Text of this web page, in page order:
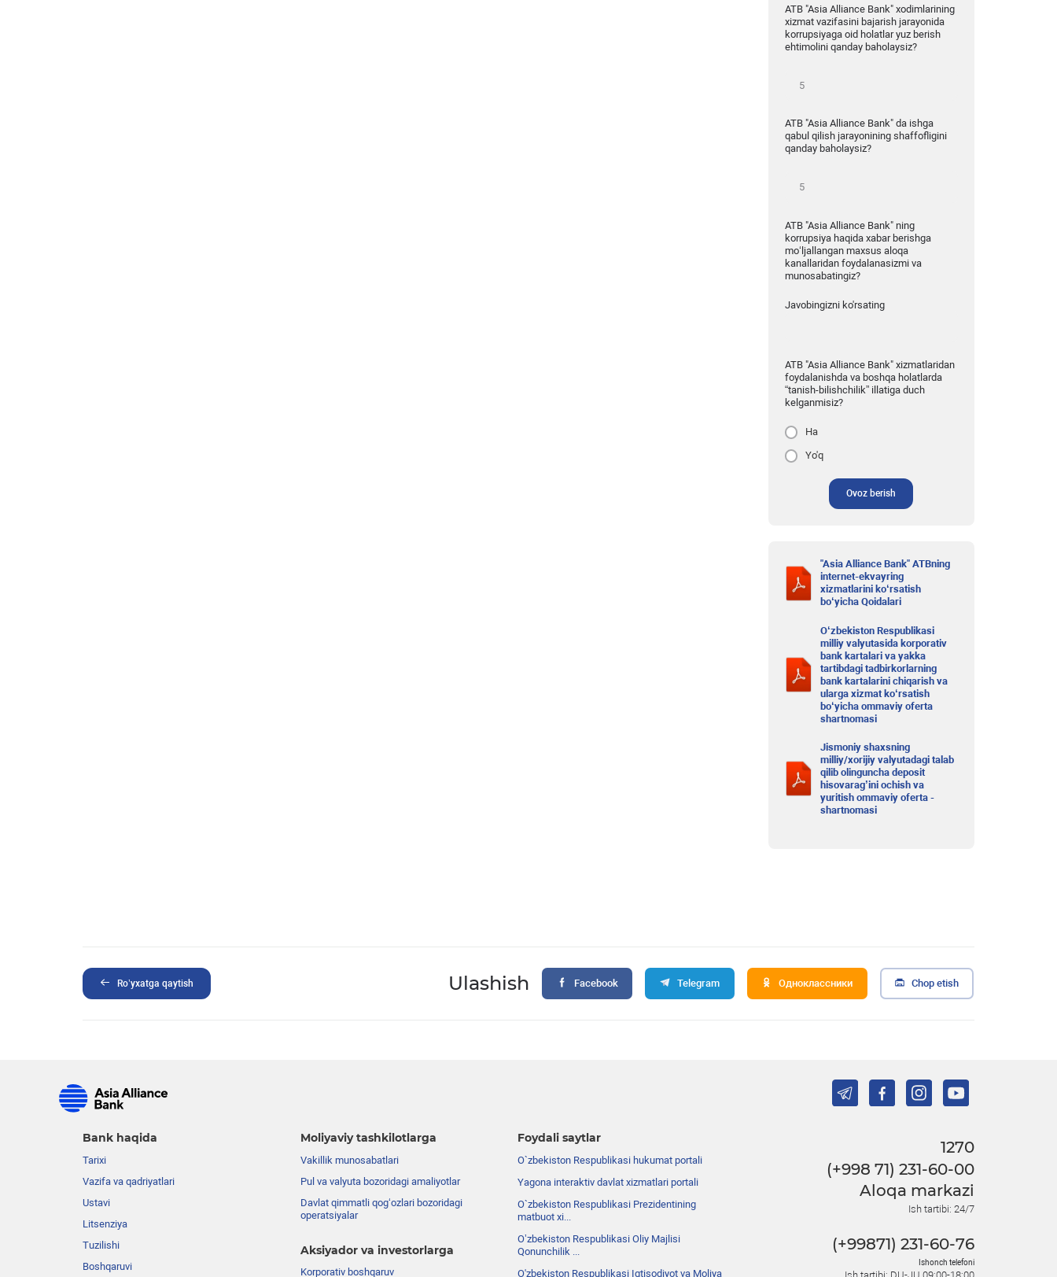
ATB "Asia Alliance Bank" xodimlarining
xizmat vazifasini bajarish jarayonida
korrupsiyaga oid holatlar yuz berish
ehtimolini qanday baholaysiz?
ATB "Asia Alliance Bank" da ishga
qabul qilish jarayonining shaffofligini
qanday baholaysiz?
ATB "Asia Alliance Bank" ning
korrupsiya haqida xabar berishga
mo‘ljallangan maxsus aloqa
kanallaridan foydalanasizmi va
munosabatingiz?
Javobingizni ko'rsating
ATB "Asia Alliance Bank" xizmatlaridan
foydalanishda va boshqa holatlarda
“tanish-bilishchilik” illatiga duch
kelganmisiz?
Ha
Yo'q
Ovoz berish
"Asia Alliance Bank" ATBning
internet-ekvayring
xizmatlarini ko‘rsatish
bo‘yicha Qoidalari
O‘zbekiston Respublikasi
milliy valyutasida korporativ
bank kartalari va yakka
tartibdagi tadbirkorlarning
bank kartalarini chiqarish va
ularga xizmat ko‘rsatish
bo‘yicha ommaviy oferta
shartnomasi
Jismoniy shaxsning
milliy/xorijiy valyutadagi talab
qilib olinguncha deposit
hisovarag’ini ochish va
yuritish ommaviy oferta -
shartnomasi
Ro’yxatga qaytish Ulashish Facebook Telegram Одноклассники Chop etish
Bank haqida
Tarixi
Vazifa va qadriyatlari
Ustavi
Litsenziya
Tuzilishi
Boshqaruvi
Moliyaviy tashkilotlarga
Vakillik munosabatlari
Pul va valyuta bozoridagi amaliyotlar
Davlat qimmatli qog‘ozlari bozoridagi
operatsiyalar
Aksiyador va investorlarga
Korporativ boshqaruv
Foydali saytlar
O`zbekiston Respublikasi hukumat portali
Yagona interaktiv davlat xizmatlari portali
O`zbekiston Respublikasi Prezidentining
matbuot xi...
Oʼzbekiston Respublikasi Oliy Majlisi
Qonunchilik ...
O'zbekiston Respublikasi Iqtisodiyot va Moliya
1270
(+998 71) 231-60-00
Aloqa markazi
Ish tartibi: 24/7
(+99871) 231-60-76
Ishonch telefoni